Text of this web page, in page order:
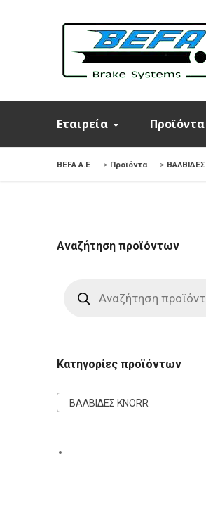
Εταιρεία Προϊόντα
BEFA Α.Ε > Προϊόντα > ΒΑΛΒΙΔΕΣ
Αναζήτηση προϊόντων
search
Κατηγορίες προϊόντων
ΒΑΛΒΙΔΕΣ KNORR